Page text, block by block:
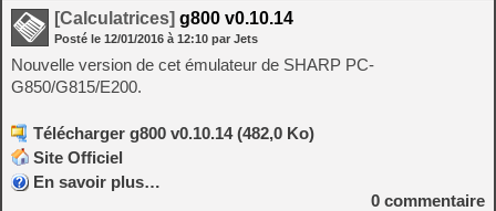
[Calculatrices] g800 v0.10.14
Posté le 12/01/2016 à 12:10 par Jets
Nouvelle version de cet émulateur de SHARP PC-
G850/G815/E200.
Télécharger g800 v0.10.14 (482,0 Ko)
Site Officiel
En savoir plus…
0 commentaire